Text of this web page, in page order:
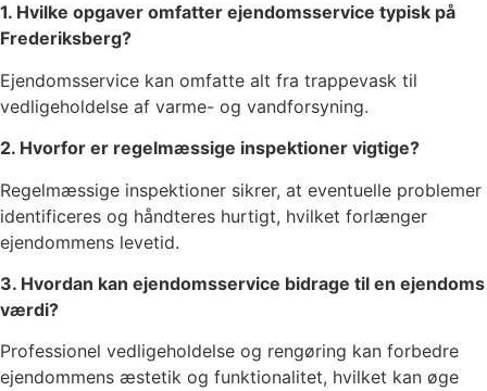
1. Hvilke opgaver omfatter ejendomsservice typisk på
Frederiksberg?
Ejendomsservice kan omfatte alt fra trappevask til
vedligeholdelse af varme- og vandforsyning.
2. Hvorfor er regelmæssige inspektioner vigtige?
Regelmæssige inspektioner sikrer, at eventuelle problemer
identificeres og håndteres hurtigt, hvilket forlænger
ejendommens levetid.
3. Hvordan kan ejendomsservice bidrage til en ejendoms
værdi?
Professionel vedligeholdelse og rengøring kan forbedre
ejendommens æstetik og funktionalitet, hvilket kan øge